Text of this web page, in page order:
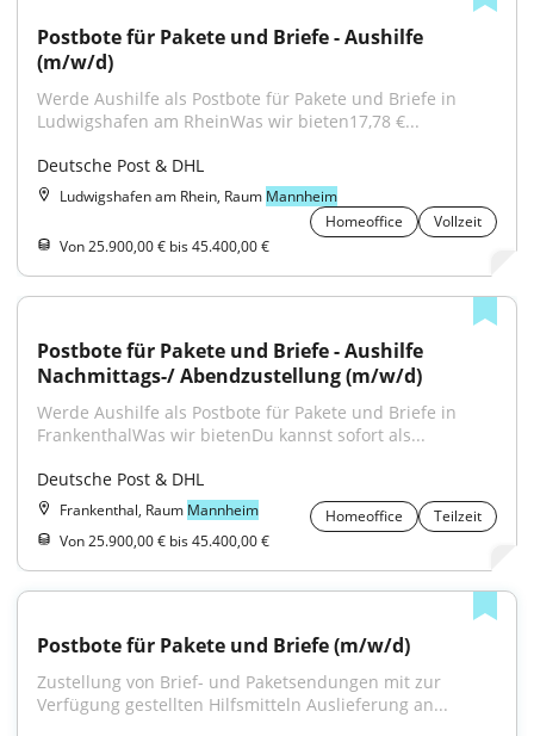
Postbote für Pakete und Briefe - Aushilfe
(m/w/d)
Werde Aushilfe als Postbote für Pakete und Briefe in
Ludwigshafen am RheinWas wir bieten17,78 €...
Deutsche Post & DHL
Ludwigshafen am Rhein, Raum Mannheim
Homeoffice
Vollzeit
Von 25.900,00 € bis 45.400,00 €
Postbote für Pakete und Briefe - Aushilfe
Nachmittags-/ Abendzustellung (m/w/d)
Werde Aushilfe als Postbote für Pakete und Briefe in
FrankenthalWas wir bietenDu kannst sofort als...
Deutsche Post & DHL
Frankenthal, Raum Mannheim Homeoffice
Teilzeit
Von 25.900,00 € bis 45.400,00 €
Postbote für Pakete und Briefe (m/w/d)
Zustellung von Brief- und Paketsendungen mit zur
Verfügung gestellten Hilfsmitteln Auslieferung an...